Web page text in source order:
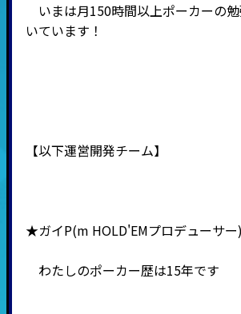
いまは月150時間以上ポーカーの
いています！
【以下運営開発チーム】
★ガイP(m HOLD'EMプロデューサー)
わたしのポーカー歴は15年です